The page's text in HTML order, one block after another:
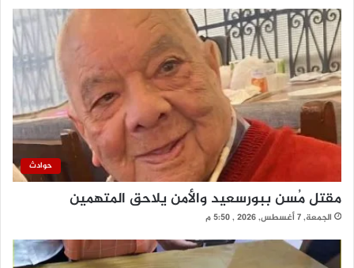
حوادث
مقتل مُسن ببورسعيد والأمن يلاحق المتهمين
الجمعة, 7 أغسطس, 2026 , 5:50 م